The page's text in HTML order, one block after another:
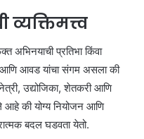
व्यक्तिमत्त्व
अभिनयाची प्रतिभा किंवा
आवड यांचा संगम असला की
उद्योजिका, शेतकरी आणि
आहे की योग्य नियोजन आणि
बदल घडवता येतो.